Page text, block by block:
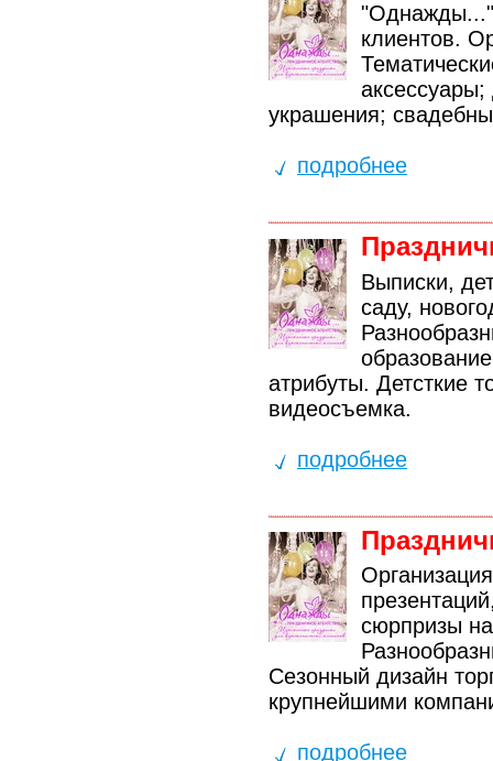
"Однажды..."
клиентов.
украшения;
подробнее
Выписки,
саду,
атрибуты. Детсткие
видеосъемка.
подробнее
сюрпризы
Сезонный дизайн
крупнейшими
подробнее